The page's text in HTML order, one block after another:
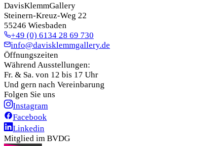
DavisKlemmGallery
Steinern-Kreuz-Weg 22
55246 Wiesbaden
+49 (0) 6134 28 69 730
info@davisklemmgallery.de
Öffnungszeiten
Während Ausstellungen:
Fr. & Sa. von 12 bis 17 Uhr
Und gern nach Vereinbarung
Folgen Sie uns
Instagram
Facebook
Linkedin
Mitglied im BVDG